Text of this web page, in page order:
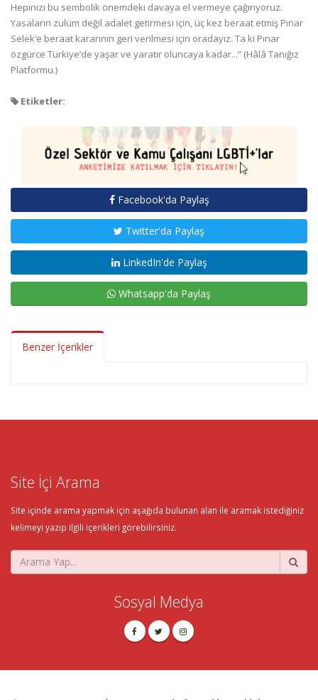
Hepinizi bu sembolik önemdeki davaya el vermeye çağırıyoruz.
Yasaların zulüm değil adalet getirmesi için, üç kez beraat etmiş Pınar
Selek’e beraat kararının geri verilmesi için oradayız. Ta ki Pınar
özgürce Türkiye’de yaşar ve yaratır oluncaya kadar...” (Hâlâ Tanığız
Platformu.)
Etiketler:
Facebook'da Paylaş
Twitter'da Paylaş
LinkedIn'de Paylaş
Whatsapp'da Paylaş
Benzer İçerikler
Site İçi Arama
Site içinde arama yapmak için aşağıda bulunan alan ile aramak istediğiniz
kelimeyi yazıp ilgili içerikleri görebilirsiniz.
Sosyal Medya